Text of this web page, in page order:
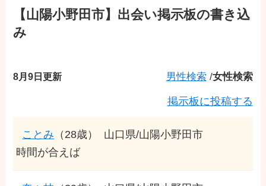
【山陽小野田市】出会い掲示板の書き込
み
8月9日更新 男性検索 /女性検索
掲示板に投稿する
ことみ （28歳）
山口県/山陽小野田市
時間が合えば